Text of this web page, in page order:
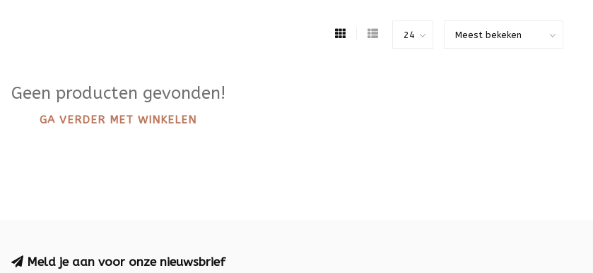
Geen producten gevonden!
GA VERDER MET WINKELEN
Meld je aan voor onze nieuwsbrief